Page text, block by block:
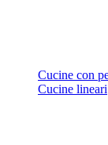
Cucine con
Cucine lineari